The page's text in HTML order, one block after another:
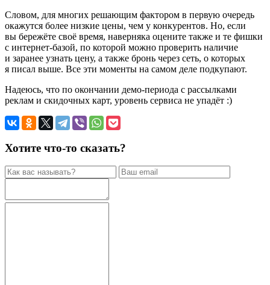
Словом, для многих решающим фактором в первую очередь
окажутся более низкие цены, чем у конкурентов. Но, если
вы бережёте своё время, наверняка оцените также и те фишки
с интернет-базой, по которой можно проверить наличие
и заранее узнать цену, а также бронь через сеть, о которых
я писал выше. Все эти моменты на самом деле подкупают.
Надеюсь, что по окончании демо-периода с рассылками
реклам и скидочных карт, уровень сервиса не упадёт :)
Хотите что-то сказать?